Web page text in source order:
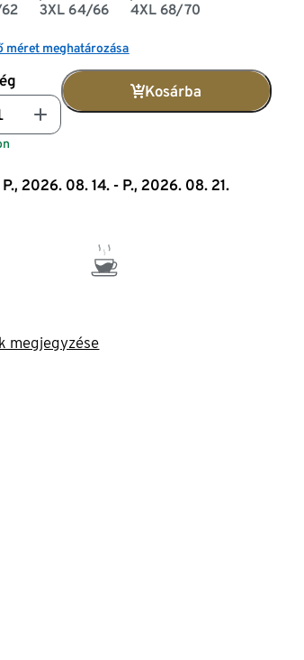
3XL 64/66 4XL 68/70
méret meghatározása
Kosárba
P., 2026. 08. 14. - P., 2026. 08. 21.
megjegyzése